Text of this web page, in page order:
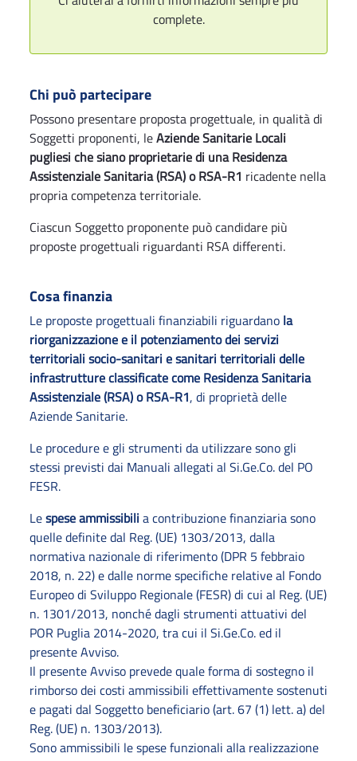
complete.
Chi può partecipare
Possono presentare proposta progettuale, in qualità di
Soggetti proponenti, leAziende Sanitarie Locali
pugliesi che siano proprietarie di una Residenza
Assistenziale Sanitaria (RSA) o RSA-R1 ricadente nella
propria competenza territoriale.
Ciascun Soggetto proponente può candidare più
proposte progettuali riguardanti RSA differenti.
Cosa finanzia
Le proposte progettuali finanziabili riguardano la
riorganizzazione e il potenziamento dei servizi
territoriali socio-sanitari e sanitari territoriali delle
infrastrutture classificate come Residenza Sanitaria
Assistenziale (RSA) o RSA-R1, di proprietà delle
Aziende Sanitarie.
Le procedure e gli strumenti da utilizzare sono gli
stessi previsti dai Manuali allegati al Si.Ge.Co. del PO
FESR.
Lespese ammissibili a contribuzione finanziaria sono
quelle definite dal Reg. (UE) 1303/2013, dalla
normativa nazionale di riferimento (DPR 5 febbraio
2018, n. 22) e dalle norme specifiche relative al Fondo
Europeo di Sviluppo Regionale (FESR) di cui al Reg. (UE)
n. 1301/2013, nonché dagli strumenti attuativi del
POR Puglia 2014-2020, tra cui il Si.Ge.Co. ed il
presente Avviso.
Il presente Avviso prevede quale forma di sostegno il
rimborso dei costi ammissibili effettivamente sostenuti
e pagati dal Soggetto beneficiario (art. 67 (1) lett. a) del
Reg. (UE) n. 1303/2013).
Sono ammissibili le spese funzionali alla realizzazione